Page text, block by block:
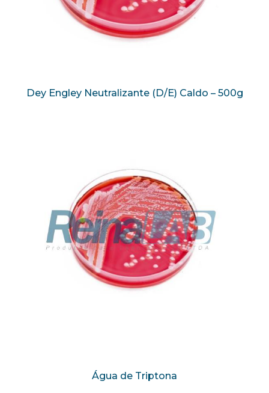
Dey Engley Neutralizante (D/E) Caldo – 500g
Água de Triptona